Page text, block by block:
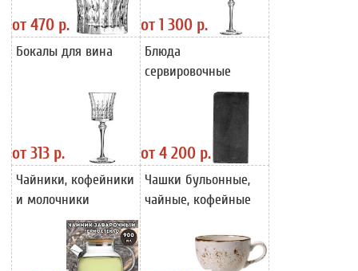
от 470 р. от 1 300 р.
Бокалы для вина
от 313 р.
Блюда
сервировочные
от 4 200 р.
Чайники, кофейники
и молочники
Чашки бульонные,
чайные, кофейные